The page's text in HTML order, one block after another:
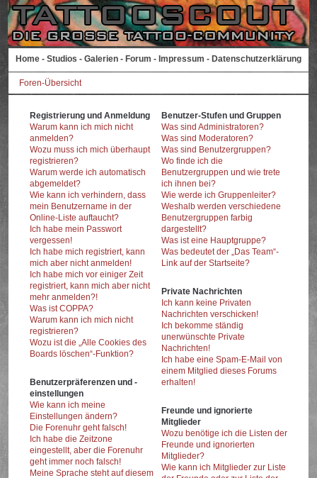
Home - Studios - Galerien - Forum - Impressum - Datenschutzerklärung
Foren-Übersicht
Registrierung und Anmeldung
Warum kann ich mich nicht
anmelden?
Wozu muss ich mich überhaupt
registrieren?
Warum werde ich automatisch
abgemeldet?
Wie kann ich verhindern, dass
mein Benutzername in der
Online-Liste auftaucht?
Ich habe mein Passwort
vergessen!
Ich habe mich registriert, kann
mich aber nicht anmelden!
Ich habe mich vor einiger Zeit
registriert, kann mich aber nicht
mehr anmelden?!
Was ist COPPA?
Warum kann ich mich nicht
registrieren?
Wozu ist die „Alle Cookies des
Boards löschen“-Funktion?
Benutzerpräferenzen und -
einstellungen
Wie kann ich meine
Einstellungen ändern?
Die Forenuhr geht falsch!
Ich habe die Zeitzone
eingestellt, aber die Forenuhr
geht immer noch falsch!
Meine Sprache steht auf diesem
Benutzer-Stufen und Gruppen
Was sind Administratoren?
Was sind Moderatoren?
Was sind Benutzergruppen?
Wo finde ich die
Benutzergruppen und wie trete
ich ihnen bei?
Wie werde ich Gruppenleiter?
Weshalb werden verschiedene
Benutzergruppen farbig
dargestellt?
Was ist eine Hauptgruppe?
Was bedeutet der „Das Team“-
Link auf der Startseite?
Private Nachrichten
Ich kann keine Privaten
Nachrichten verschicken!
Ich bekomme ständig
unerwünschte Private
Nachrichten!
Ich habe eine Spam-E-Mail von
einem Mitglied dieses Forums
erhalten!
Freunde und ignorierte
Mitglieder
Wozu benötige ich die Listen der
Freunde und ignorierten
Mitglieder?
Wie kann ich Mitglieder zur Liste